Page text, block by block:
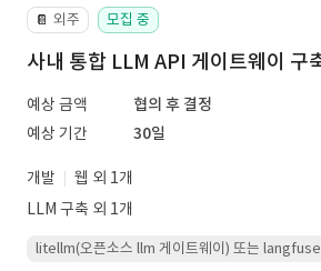
📔 외주 모집 중
사내 통합 LLM API 게이트웨이 구
예상 금액
협의 후 결정
예상 기간
30일
개발
웹 외 1개
LLM 구축 외 1개
litellm(오픈소스 llm 게이트웨이) 또는